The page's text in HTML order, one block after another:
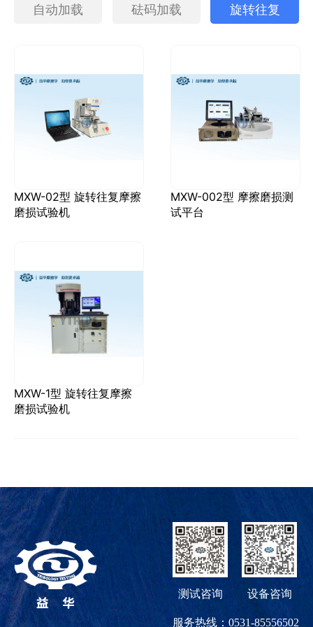
自动加载 砝码加载 旋转往复
MXW-02型 旋转往复摩擦
磨损试验机
MXW-002型 摩擦磨损测
试平台
MXW-1型 旋转往复摩擦
磨损试验机
测试咨询 设备咨询
服务热线：0531-85556502